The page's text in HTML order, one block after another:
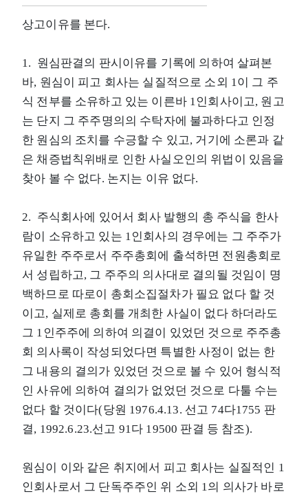
상고이유를 본다.
1. 원심판결의 판시이유를 기록에 의하여 살펴본
바, 원심이 피고 회사는 실질적으로 소외 1이 그 주
식 전부를 소유하고 있는 이른바 1인회사이고, 원고
는 단지 그 주주명의의 수탁자에 불과하다고 인정
한 원심의 조치를 수긍할 수 있고, 거기에 소론과 같
은 채증법칙위배로 인한 사실오인의 위법이 있음을
찾아 볼 수 없다. 논지는 이유 없다.
2. 주식회사에 있어서 회사 발행의 총 주식을 한사
람이 소유하고 있는 1인회사의 경우에는 그 주주가
유일한 주주로서 주주총회에 출석하면 전원총회로
서 성립하고, 그 주주의 의사대로 결의될 것임이 명
백하므로 따로이 총회소집절차가 필요 없다 할 것
이고, 실제로 총회를 개최한 사실이 없다 하더라도
그 1인주주에 의하여 의결이 있었던 것으로 주주총
회 의사록이 작성되었다면 특별한 사정이 없는 한
그 내용의 결의가 있었던 것으로 볼 수 있어 형식적
인 사유에 의하여 결의가 없었던 것으로 다툴 수는
없다 할 것이다(당원 1976.4.13. 선고 74다1755 판
결, 1992.6.23.선고 91다 19500 판결 등 참조).
원심이 이와 같은 취지에서 피고 회사는 실질적인 1
인회사로서 그 단독주주인 위 소외 1의 의사가 바로